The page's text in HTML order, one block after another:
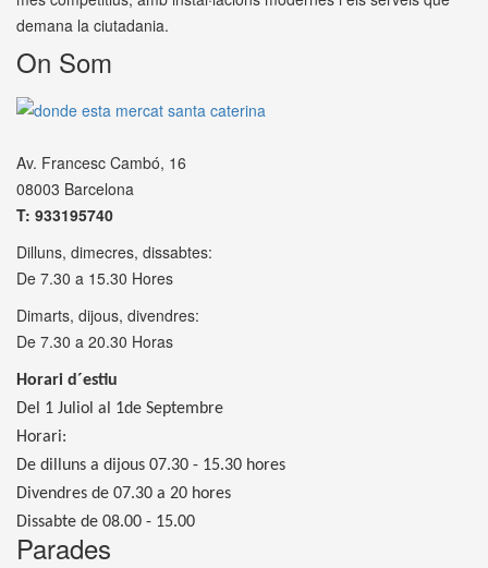
demana la ciutadania.
On Som
Av. Francesc Cambó, 16
08003 Barcelona
T: 933195740
Dilluns, dimecres, dissabtes:
De 7.30 a 15.30 Hores
Dimarts, dijous, divendres:
De 7.30 a 20.30 Horas
Horari d´estiu
Del 1 Juliol al 1de Septembre
Horari:
De dilluns a dijous 07.30 - 15.30 hores
Divendres de 07.30 a 20 hores
Dissabte de 08.00 - 15.00
Parades